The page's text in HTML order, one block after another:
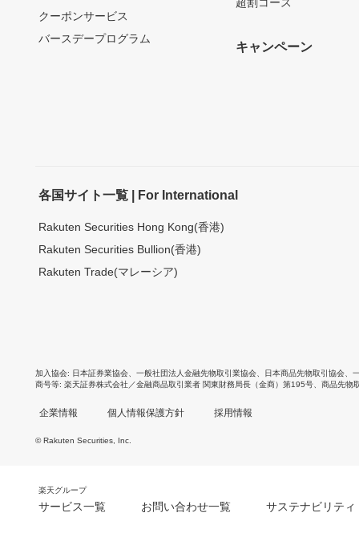
クーポンサービス
バースデープログラム
キャンペーン
各国サイト一覧 | For International
Rakuten Securities Hong Kong(香港)
Rakuten Securities Bullion(香港)
Rakuten Trade(マレーシア)
加入協会 日本証券業協会 一般社団法人金融先物取引業協会 日本商品先物取引協会
商号等 楽天証券株式会社／金融商品取引業者 関東財務局長（金商）第195号、商品先物
企業情報 個人情報保護方針 採用情報
© Rakuten Securities, Inc.
楽天グループ
サービス一覧 お問い合わせ一覧 サステナビリティ